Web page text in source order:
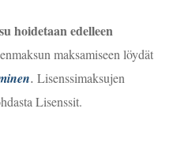
hoidetaan edelleen
maksamiseen löydät
. Lisenssimaksujen
Lisenssit.